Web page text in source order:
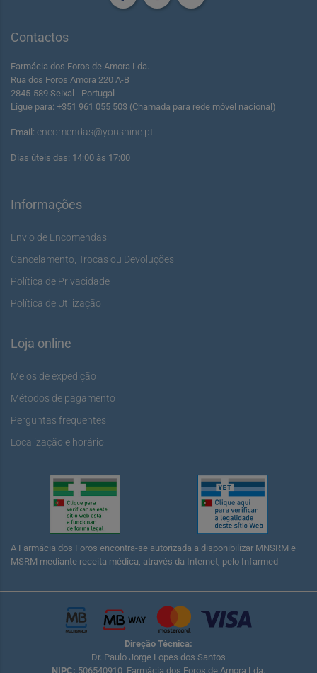
Contactos
Farmácia dos Foros de Amora Lda.
Rua dos Foros Amora 220 A-B
2845-589 Seixal - Portugal
Ligue para: +351 961 055 503 (Chamada para rede móvel nacional)
Email: encomendas@youshine.pt
Dias úteis das: 14:00 às 17:00
Informações
Envio de Encomendas
Cancelamento, Trocas ou Devoluções
Política de Privacidade
Política de Utilização
Loja online
Meios de expedição
Métodos de pagamento
Perguntas frequentes
Localização e horário
A Farmácia dos Foros encontra-se autorizada a disponibilizar MNSRM e
MSRM mediante receita médica, através da Internet, pelo Infarmed
Direção Técnica:
Dr. Paulo Jorge Lopes dos Santos
NIPC: 506540910, Farmácia dos Foros de Amora Lda.